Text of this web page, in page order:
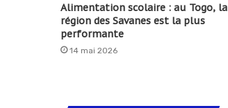
Alimentation scolaire : au Togo, la
région des Savanes est la plus
performante
14 mai 2026